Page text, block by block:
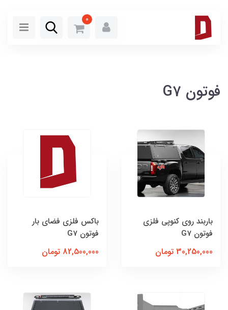
0
فوتون G7
باربند روی کنوپی فلزی
فوتون G7
30,250,000 تومان
باکس فلزی فضای بار
فوتون G7
82,500,000 تومان